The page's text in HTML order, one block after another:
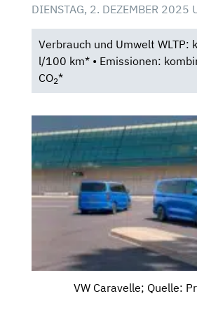
DIENSTAG, 2. DEZEMBER 2025
Verbrauch und Umwelt WLTP:
l/100 km* • Emissionen:
CO2*
VW Caravelle; Quelle: